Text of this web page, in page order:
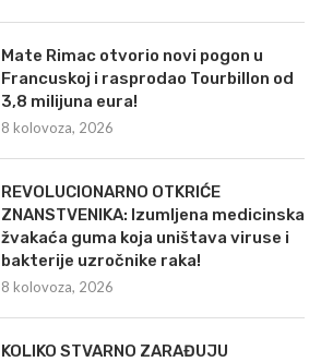
Mate Rimac otvorio novi pogon u
Francuskoj i rasprodao Tourbillon od
3,8 milijuna eura!
8 kolovoza, 2026
REVOLUCIONARNO OTKRIĆE
ZNANSTVENIKA: Izumljena medicinska
žvakaća guma koja uništava viruse i
bakterije uzročnike raka!
8 kolovoza, 2026
KOLIKO STVARNO ZARAĐUJU